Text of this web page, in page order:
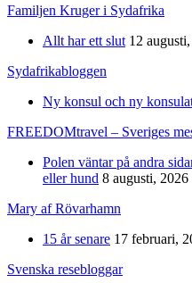
Familjen Kruger i Sydafrika
Allt har ett slut 12
Sydafrikabloggen
Ny konsul och ny
FREEDOMtravel – Sveriges
Polen väntar på andra
eller hund 8 augusti, 2026
Mary af Rövarhamn
15 år senare 17 februari,
Svenska resebloggar